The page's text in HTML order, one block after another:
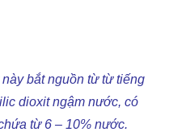
bắt nguồn từ từ tiếng
dioxit ngậm nước, có
từ 6 – 10% nước.